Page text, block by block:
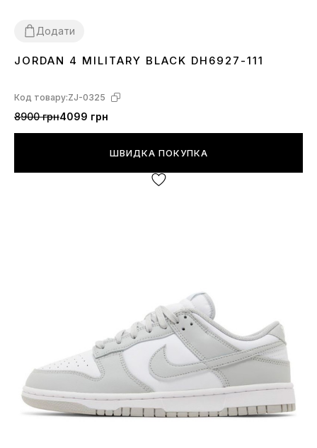
Додати
363738394041 424344
JORDAN 4 MILITARY BLACK DH6927-111
Код товару:ZJ-0325
8900 грн4099 грн
ШВИДКА ПОКУПКА